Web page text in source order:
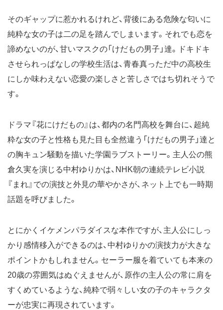
そのギャップに惹かれるけれど、背後にある危険な匂いに
純粋な女の子は二の足を踏んでしまいます。それでも恋を
諦めないのが、甘いマスクの「けだもの男子」達。ドキドキ
させられっぱなしの学校生活は、青春真っただ中の高校生
にしか味わえない恋愛の楽しさと苦しさではち切れそうで
す。
ドラマ『花にけだもの』は、都内の名門高校を舞台に、超純
粋な女の子と性格も見た目も全然違う「けだもの男子」達と
の胸キュン騒動を描いた学園ラブストーリー。主人公の熊
倉久実を演じる中村ゆりかは、NHK朝の連続テレビ小説
『まれ』での演技と外見の華やかさが、ネット上でも一時期
話題を呼びました。
とにかくイケメンパラダイスな本作ですが、主人公にしっ
かり感情移入ができるのは、中村ゆりかの演技力が大きな
ポイントかもしれません。セーラー服を着ていても本来の
20歳の雰囲気はぬぐえませんが、原作の主人公の常に肩を
すくめているような、純粋で弱々しい女の子のキャラクタ
ーが忠実に再現されています。